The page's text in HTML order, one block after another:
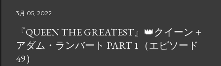
り出ただけでなく、ポップカルチャーの枠組みに深く根付い
た、クイーンの歴代人気曲トップ 10 を詳しく紹介します。
これらの曲は単なるヒット曲ではありません。観客をスタジ
アムに足を踏み鳴らすような音で包み込み、勝利のメロディ
ーで気分を高揚させ、心のこもった歌詞で感情を呼び起こす
3月 05, 2022
『QUEEN THE GREATEST』👑クイーン＋
アダム・ランバート PART 1（エピソード
49）